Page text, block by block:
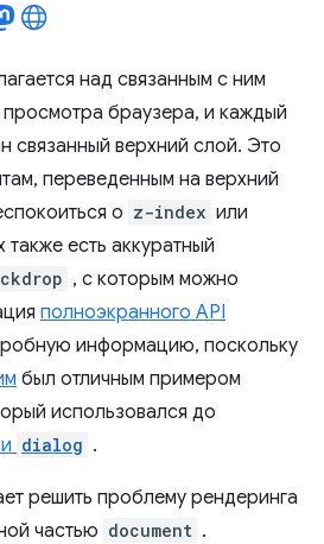
над связанным с ним
просмотра браузера, и каждый
связанный верхний слой. Это
переведенным на верхний
о z-index или
есть аккуратный
, с которым можно
полноэкранного API
информацию, поскольку
был отличным примером
использовался до
dialog .
решить проблему рендеринга
частью document .